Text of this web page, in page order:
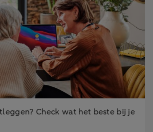
Check wat het beste bij je